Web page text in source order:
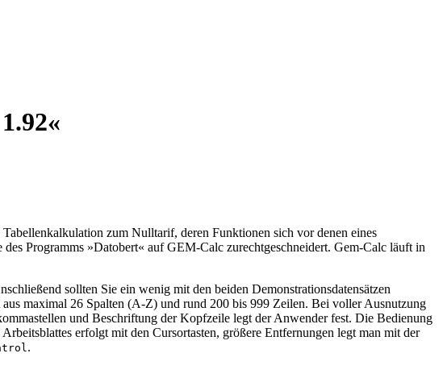
zum Nulltarif, deren Funktionen sich vor denen eines
Programms »Datobert« auf GEM-Calc zurechtgeschneidert. Gem-Calc läuft in
sollten Sie ein wenig mit den beiden Demonstrationsdatensätzen
maximal 26 Spalten (A-Z) und rund 200 bis 999 Zeilen. Bei voller Ausnutzung
und Beschriftung der Kopfzeile legt der Anwender fest. Die Bedienung
erfolgt mit den Cursortasten, größere Entfernungen legt man mit der
.